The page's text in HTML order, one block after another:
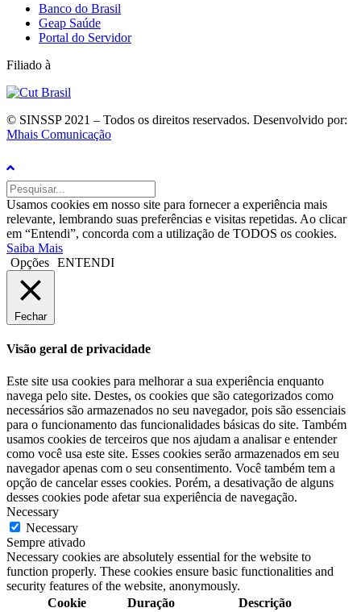
Banco do Brasil
Geap Saúde
Portal do Servidor
Filiado à
© SINSSP 2021 – Todos os direitos reservados. Desenvolvido por:
Mhais Comunicação
Usamos cookies em nosso site para fornecer a experiência mais
relevante, lembrando suas preferências e visitas repetidas. Ao clicar
em “Entendi”, concorda com a utilização de TODOS os cookies.
Saiba Mais
Opções ENTENDI
Fechar
Visão geral de privacidade
Este site usa cookies para melhorar a sua experiência enquanto
navega pelo site. Destes, os cookies que são categorizados como
necessários são armazenados no seu navegador, pois são essenciais
para o funcionamento das funcionalidades básicas do site. Também
usamos cookies de terceiros que nos ajudam a analisar e entender
como você usa este site. Esses cookies serão armazenados em seu
navegador apenas com o seu consentimento. Você também tem a
opção de cancelar esses cookies. Porém, a desativação de alguns
desses cookies pode afetar sua experiência de navegação.
Necessary
Necessary
Sempre ativado
Necessary cookies are absolutely essential for the website to
function properly. These cookies ensure basic functionalities and
security features of the website, anonymously.
Cookie
Duração Descrição